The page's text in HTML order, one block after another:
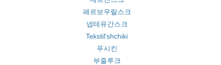
페르보우랄스크
넵테유간스크
Tekstil'shchiki
푸시킨
부줄루크